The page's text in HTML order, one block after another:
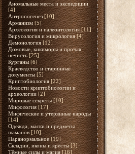
Аномальные места и экспедиции
[4]
Антропогенез [10]
Арманизм [5]
Археология и палеонтология [11]
Вирусология и микрология [4]
Демонология [12]
Домовые, кикиморы и прочая
нечисть [25]
Курганы [6]
Краеведство и старинные
документы [5]
Криптобиология [22]
Новости криптобиологии и
археологии [2]
Мировые секреты [10]
Мифология [17]
Мифические и утерянные народы
[14]
Одежда, маски и предметы
шаманов [10]
Паранормальное [19]
Складни, иконы и кресты [3]
Тёмные силы и магия [16]